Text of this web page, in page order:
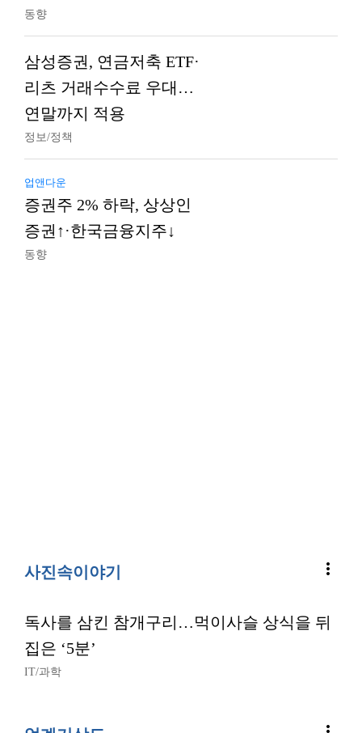
동향
삼성증권, 연금저축 ETF·
리츠 거래수수료 우대…
연말까지 적용
정보/정책
업앤다운
증권주 2% 하락, 상상인
증권↑·한국금융지주↓
동향
사진속이야기 more_vert
독사를 삼킨 참개구리…먹이사슬 상식을 뒤
집은 ‘5분’
IT/과학